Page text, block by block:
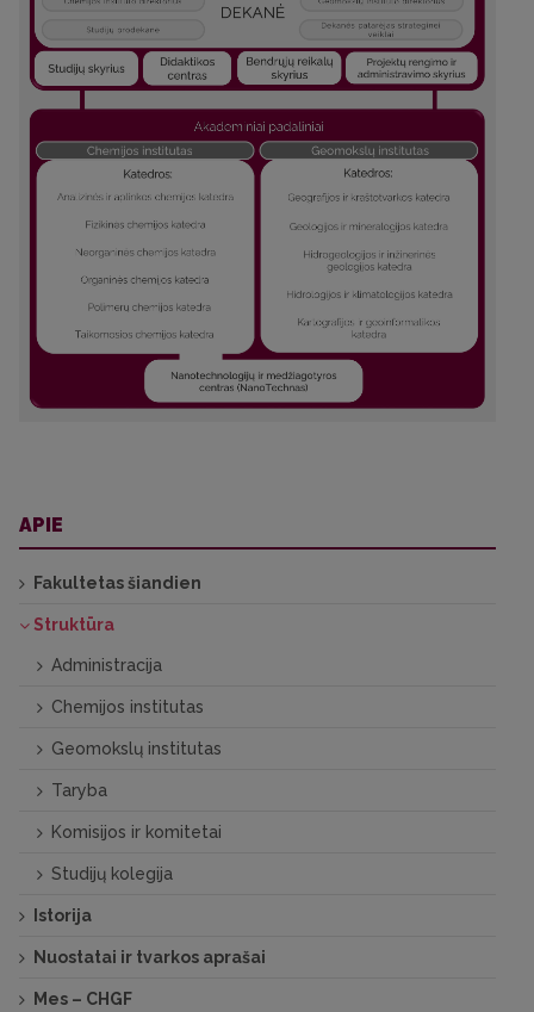
APIE
Fakultetas šiandien
Struktūra
Administracija
Chemijos institutas
Geomokslų institutas
Taryba
Komisijos ir komitetai
Studijų kolegija
Istorija
Nuostatai ir tvarkos aprašai
Mes – CHGF